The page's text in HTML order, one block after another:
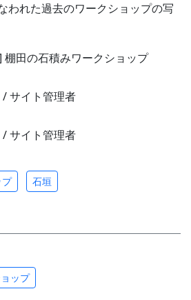
われた過去のワークショップの写
田の石積みワークショップ
サイト管理者
サイト管理者
石垣
ップ